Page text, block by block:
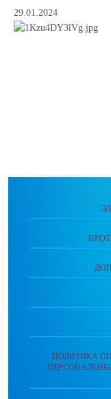
29.01.2024
ПОЛИТИКА